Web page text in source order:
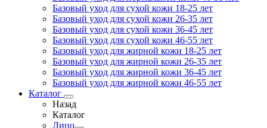
Базовый уход для сухой кожи 18-25 лет
Базовый уход для сухой кожи 26-35 лет
Базовый уход для сухой кожи 36-45 лет
Базовый уход для сухой кожи 46-55 лет
Базовый уход для жирной кожи 18-25 лет
Базовый уход для жирной кожи 26-35 лет
Базовый уход для жирной кожи 36-45 лет
Базовый уход для жирной кожи 46-55 лет
Каталог
Назад
Каталог
Лицо